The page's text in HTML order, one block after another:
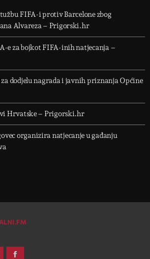
FIFA-i protiv Barcelone zbog
Alvareza – Prigorski.hr
e za bojkot FIFA-inih natjecanja –
dodjelu nagrada i javnih priznanja Općine
Hrvatske – Prigorski.hr
organizira natjecanje u gađanju